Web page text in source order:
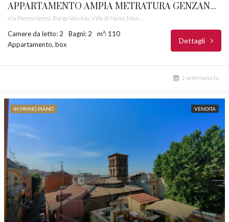
APPARTAMENTO AMPIA METRATURA GENZANO DI ROMA CASTELLI ROMANI RIF. 27
Via Pietro Nenni, Borgo Vecchio, Ville di Nemi, Montecagnoletto, Genzano di Roma, Roma Capitale, Lazio, 00045, Italia
Camere da letto: 2 Bagni: 2
m²: 110
Appartamento, box
Dettagli
1 settimana fa
IN PRIMO PIANO VENDITA